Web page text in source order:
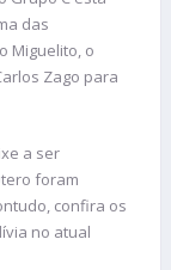
das
Miguelito, o
Zago para
a ser
foram
confira os
no atual